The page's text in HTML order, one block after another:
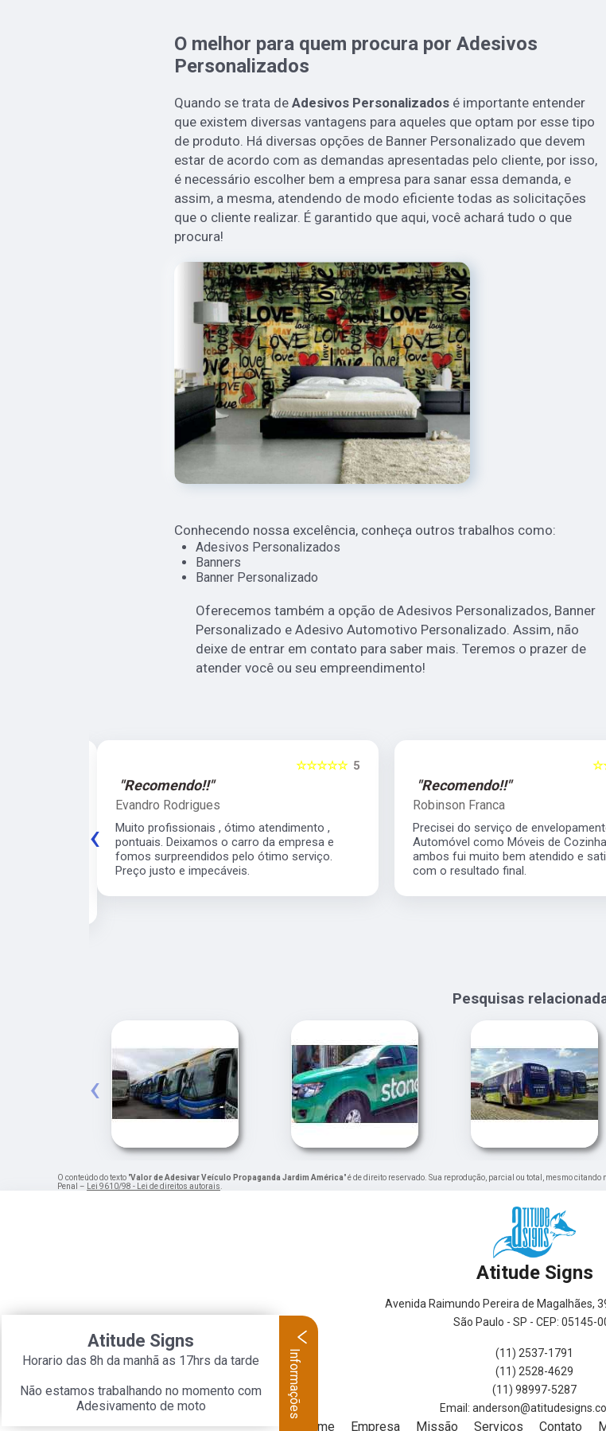
O melhor para quem procura por Adesivos
Personalizados
Quando se trata de Adesivos Personalizados é importante entender
que existem diversas vantagens para aqueles que optam por esse tipo
de produto. Há diversas opções de Banner Personalizado que devem
estar de acordo com as demandas apresentadas pelo cliente, por isso,
é necessário escolher bem a empresa para sanar essa demanda, e
assim, a mesma, atendendo de modo eficiente todas as solicitações
que o cliente realizar. É garantido que aqui, você achará tudo o que
procura!
Conhecendo nossa excelência, conheça outros trabalhos como:
Adesivos Personalizados
Banners
Banner Personalizado
Oferecemos também a opção de Adesivos Personalizados, Banner
Personalizado e Adesivo Automotivo Personalizado. Assim, não
deixe de entrar em contato para saber mais. Teremos o prazer de
atender você ou seu empreendimento!
5
☆☆☆☆☆
"Recomendo!!"
Evandro Rodrigues
Muito profissionais , ótimo atendimento ,
pontuais. Deixamos o carro da empresa e
fomos surpreendidos pelo ótimo serviço.
Preço justo e impecáveis.
"Recomendo!!"
Robinson Franca
Precisei do serviço de
Automóvel como Móveis de
ambos fui muito bem atendido e
com o resultado final.
‹
Pesquisas
‹
O conteúdo do texto "Valor de Adesivar Veículo Propaganda Jardim América" é de direito reservado. Sua reprodução, parcial ou total, mesmo
Penal – Lei 9610/98 - Lei de direitos autorais.
Atitude Signs
Avenida Raimundo Pereira de Magalhães,
São Paulo - SP - CEP: 05145-
(11) 2537-1791
(11) 2528-4629
(11) 98997-5287
Home Empresa Missão Serviços Contato
Atitude Signs
Horario das 8h da manhã as 17hrs da tarde
Não estamos trabalhando no momento com
Adesivamento de moto
Informações